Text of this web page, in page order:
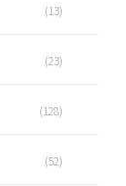
(13)
(23)
(128)
(52)